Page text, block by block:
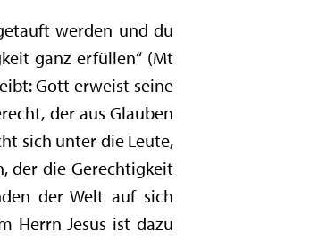
werden und du
ganz erfüllen“ (Mt
Gott erweist seine
der aus Glauben
sich unter die Leute,
der die Gerechtigkeit
der Welt auf sich
Herrn Jesus ist dazu